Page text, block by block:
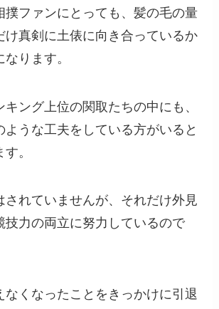
撲ファンにとっても、髪の毛の量
け真剣に土俵に向き合っているか
ります。
ング上位の関取たちの中にも、
ような工夫をしている方がいると
。
されていませんが、それだけ外見
技力の両立に努力しているので
なくなったことをきっかけに引退